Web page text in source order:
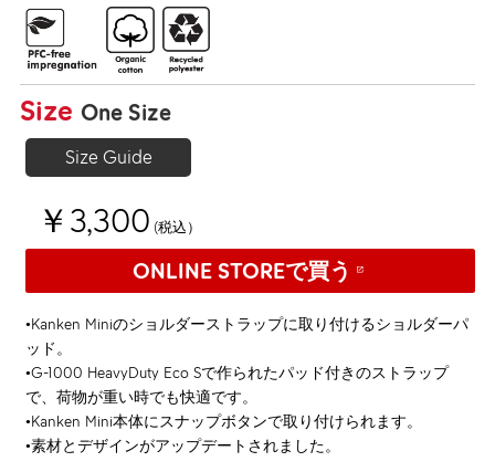
Size One Size
Size Guide
￥3,300 (税込）
ONLINE STOREで買う
•Kanken Miniのショルダーストラップに取り付けるショルダーパ
ッド。
•G-1000 HeavyDuty Eco Sで作られたパッド付きのストラップ
で、荷物が重い時でも快適です。
•Kanken Mini本体にスナップボタンで取り付けられます。
•素材とデザインがアップデートされました。